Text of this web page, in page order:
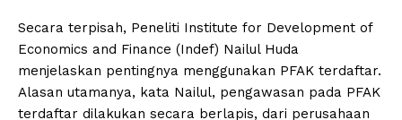
Secara terpisah, Peneliti Institute for Development of
Economics and Finance (Indef) Nailul Huda
menjelaskan pentingnya menggunakan PFAK terdaftar.
Alasan utamanya, kata Nailul, pengawasan pada PFAK
terdaftar dilakukan secara berlapis, dari perusahaan